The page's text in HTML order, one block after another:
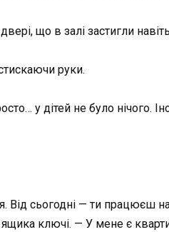
що в залі застигли
руки.
у дітей не було нічого.
Від сьогодні — ти працюєш
ключі. — У мене є